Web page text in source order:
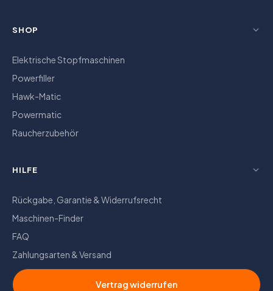
SHOP
Elektrische Stopfmaschinen
Powerfiller
Hawk-Matic
Powermatic
Raucherzubehör
HILFE
Rückgabe, Garantie & Widerrufsrecht
Maschinen-Finder
FAQ
Zahlungsarten & Versand
Vertrag widerrufen